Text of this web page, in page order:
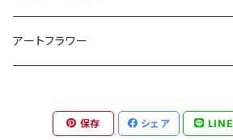
スワッグ
お花の定期便
2週間に1回お届け
ミモザのフレッシュスワッグ
アートフラワー
保存 シェア LINE